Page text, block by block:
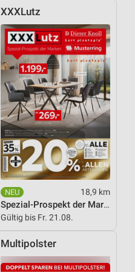
XXXLutz
18,9 km
Spezial-Prospekt der Marken
Gültig bis Fr. 21.08.
Multipolster